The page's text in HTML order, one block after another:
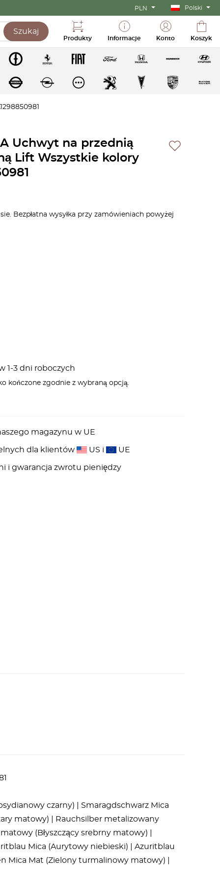
PLN Polski
Szukaj
Produkty Informacje Konto Koszyk
Uchwyt na przednią
Lift Wszystkie kolory
Bezpłatna wysyłka przy zamówieniach powyżej
1-3 dni roboczych
kończone zgodnie z wybraną opcją.
magazynu w UE
dla klientów US i UE
i gwarancja zwrotu pieniędzy
czarny) | Smaragdschwarz Mica
matowy) | Rauchsilber metalizowany
(Błyszczący srebrny matowy) |
Mica (Aurytowy niebieski) | Azuritblau
Mica Mat (Zielony turmalinowy matowy) |